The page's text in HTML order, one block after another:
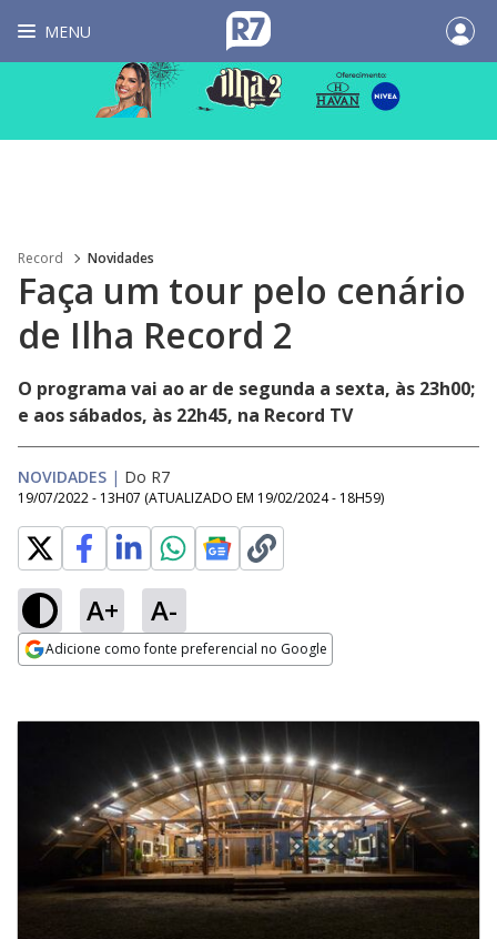
MENU
Record Novidades
Faça um tour pelo cenário
de Ilha Record 2
O programa vai ao ar de segunda a sexta, às 23h00;
e aos sábados, às 22h45, na Record TV
NOVIDADES | Do R7
19/07/2022 - 13H07 (ATUALIZADO EM 19/02/2024 - 18H59)
A+ A-
Adicione como fonte preferencial no Google